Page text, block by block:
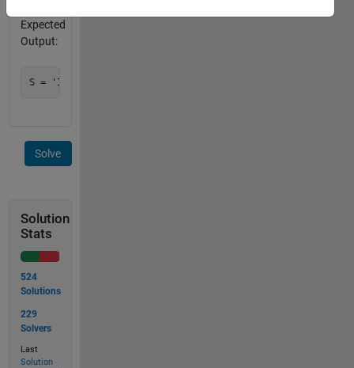
Expected
Output:
Solve
Solution
Stats
524
Solutions
229
Solvers
Last
Solution